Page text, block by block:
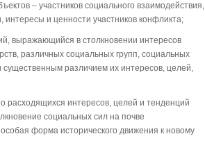
– участников социального взаимодействия,
и ценности участников конфликта;
выражающийся в столкновении интересов
различных социальных групп, социальных
различием их интересов, целей,
расходящихся интересов, целей и тенденций
социальных сил на почве
форма исторического движения к новому